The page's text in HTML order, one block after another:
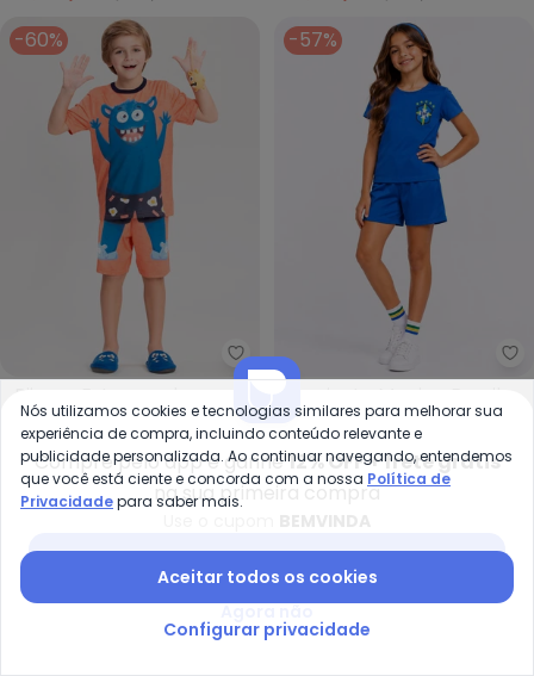
-60%
Alakazoo - Pijama Estampado
Pijama Estampado com
Camiseta e Shorts (Azul)
ALAKAZOO
R$ 41,96R$ 104,90
-57%
Conjunto Menina Brasil
Copa do Mundo Iaia
Marinho
ROSA AZUL
R$ 29,90R$ 69,99
-50%
-65%
Compre pelo app e ganhe12% OFF + frete grátis
na sua primeira compra
Nós utilizamos cookies e tecnologias similares para melhorar sua
experiência de compra, incluindo conteúdo relevante e
publicidade personalizada. Ao continuar navegando, entendemos
que você está ciente e concorda com a nossa Política de
Privacidadepara saber mais.
Aceitar todos os cookies
Configurar privacidade